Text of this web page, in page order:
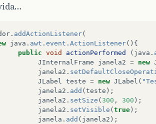
. addActionListener(
java . awt . event . ActionListener(){
public void actionPerformed ( java .
JInternalFrame
janela2 = new
janela2 .
JLabel
teste = new JLabel (
janela2 . add (teste );
janela2 . setSize ( 300 , 300 );
janela2 . setVisible (true);
janela . add ( janela2 );